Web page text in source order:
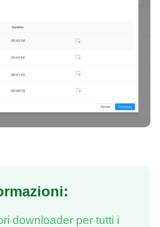
downloader per tutti i